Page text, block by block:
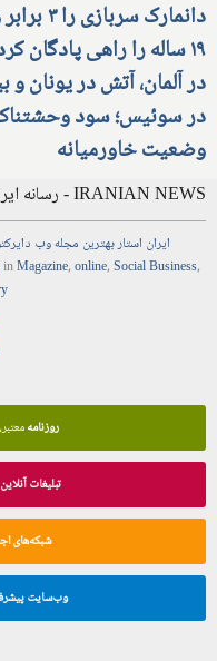
دانمارک
۱۹ ساله را راهی پادگان
در آلمان، آتش در یونان و
در سوئیس؛ سود
وضعیت خاورمیانه
IRANIAN NEWS - رسانه ایرانیان
ایران استاربهترین مجلهوب
inMagazine,online,Social Business,
روزنامه
تبلیغات آنلاین
شبکه‌های
وب‌سایت